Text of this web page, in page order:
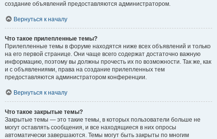
создание объявлений предоставляются администратором.
Вернуться к началу
Что такое прилепленные темы?
Прилепленные темы в форуме находятся ниже всех объявлений и только
на его первой странице. Они чаще всего содержат достаточно важную
информацию, поэтому вы должны прочесть их по возможности. Так же, как
и с объявлениями, права на создание прилепленных тем
предоставляются администратором конференции.
Вернуться к началу
Что такое закрытые темы?
Закрытые темы — это такие темы, в которых пользователи больше не
могут оставлять сообщения, и все находящиеся в них опросы
автоматически завершаются. Темы могут быть закрыты по многим